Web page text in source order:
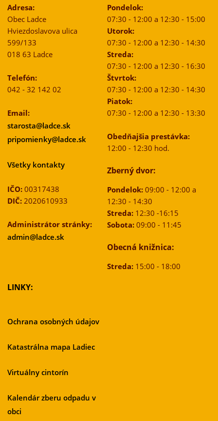
Adresa:
Obec Ladce
Hviezdoslavova ulica
599/133
018 63 Ladce
Telefón:
042 - 32 142 02
Email:
starosta@ladce.sk
pripomienky@ladce.sk
Všetky kontakty
IČO: 00317438
DIČ: 2020610933
Administrátor stránky:
admin@ladce.sk
Pondelok:
07:30 - 12:00 a 12:30 - 15:00
Utorok:
07:30 - 12:00 a 12:30 - 14:30
Streda:
07:30 - 12:00 a 12:30 - 16:30
Štvrtok:
07:30 - 12:00 a 12:30 - 14:30
Piatok:
07:30 - 12:00 a 12:30 - 13:30
Obedňajšia prestávka:
12:00 - 12:30 hod.
Zberný dvor:
Pondelok:09:00 - 12:00 a
12:30 - 14:30
Streda:12:30 -16:15
Sobota:09:00 - 11:45
Obecná knižnica:
Streda:15:00 - 18:00
LINKY:
Ochrana osobných údajov
Katastrálna mapa Ladiec
Virtuálny cintorín
Kalendár zberu odpadu v
obci